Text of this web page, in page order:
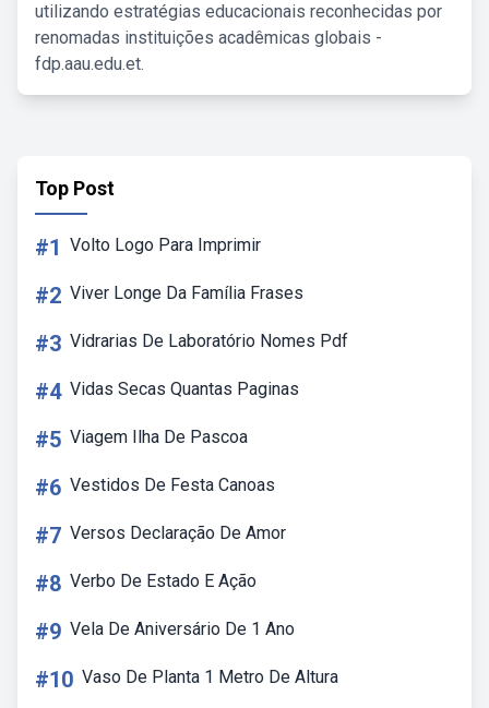
utilizando estratégias educacionais reconhecidas por
renomadas instituições acadêmicas globais -
fdp.aau.edu.et.
Top Post
#1 Volto Logo Para Imprimir
#2 Viver Longe Da Família Frases
#3 Vidrarias De Laboratório Nomes Pdf
#4 Vidas Secas Quantas Paginas
#5 Viagem Ilha De Pascoa
#6 Vestidos De Festa Canoas
#7 Versos Declaração De Amor
#8 Verbo De Estado E Ação
#9 Vela De Aniversário De 1 Ano
#10 Vaso De Planta 1 Metro De Altura